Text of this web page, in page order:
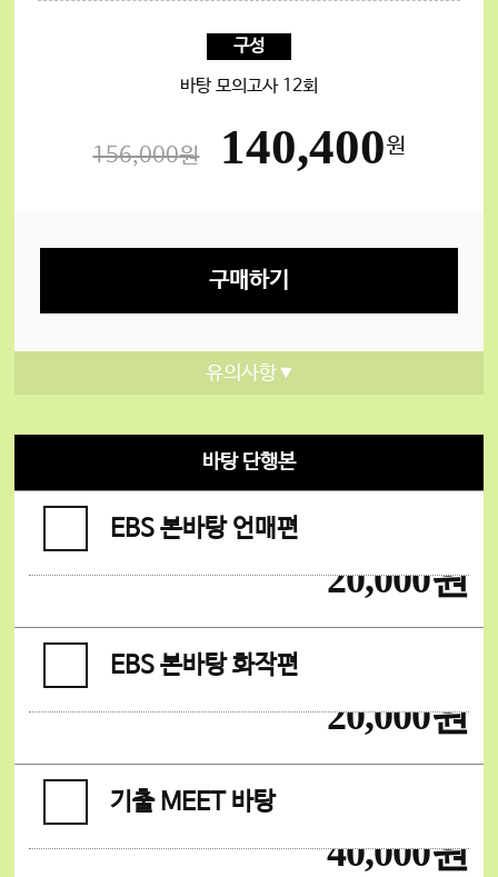
구성
바탕 모의고사 12회
156,000원 140,400원
구매하기
유의사항
바탕 단행본
EBS 본바탕 언매편
20,000원
EBS 본바탕 화작편
20,000원
기출 MEET 바탕
40,000원